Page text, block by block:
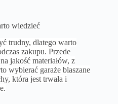
wiedzieć
trudny, dlatego warto
zakupu. Przede
jakość materiałów, z
wybierać garaże blaszane
która jest trwała i